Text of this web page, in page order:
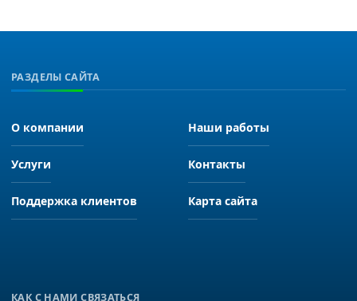
РАЗДЕЛЫ САЙТА
О компании Наши работы
Услуги Контакты
Поддержка клиентов Карта сайта
КАК С НАМИ СВЯЗАТЬСЯ